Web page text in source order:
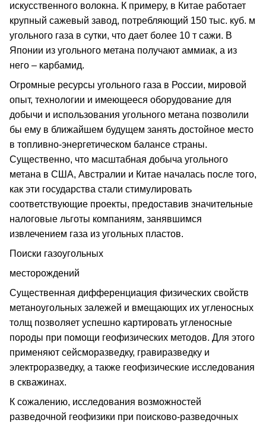
искусственного волокна. К примеру, в Китае работает
крупный сажевый завод, потребляющий 150 тыс. куб. м
угольного газа в сутки, что дает более 10 т сажи. В
Японии из угольного метана получают аммиак, а из
него – карбамид.
Огромные ресурсы угольного газа в России, мировой
опыт, технологии и имеющееся оборудование для
добычи и использования угольного метана позволили
бы ему в ближайшем будущем занять достойное место
в топливно-энергетическом балансе страны.
Существенно, что масштабная добыча угольного
метана в США, Австралии и Китае началась после того,
как эти государства стали стимулировать
соответствующие проекты, предоставив значительные
налоговые льготы компаниям, занявшимся
извлечением газа из угольных пластов.
Поиски газоугольных
месторождений
Существенная дифференциация физических свойств
метаноугольных залежей и вмещающих их угленосных
толщ позволяет успешно картировать угленосные
породы при помощи геофизических методов. Для этого
применяют сейсморазведку, гравиразведку и
электроразведку, а также геофизические исследования
в скважинах.
К сожалению, исследования возможностей
разведочной геофизики при поисково-разведочных